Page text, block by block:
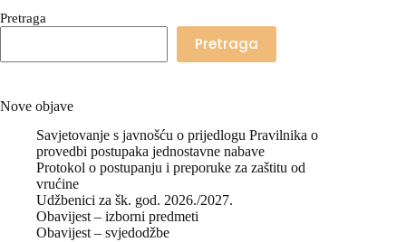
Pretraga
Pretraga
Nove objave
Savjetovanje s javnošću o prijedlogu Pravilnika o
provedbi postupaka jednostavne nabave
Protokol o postupanju i preporuke za zaštitu od
vrućine
Udžbenici za šk. god. 2026./2027.
Obavijest – izborni predmeti
Obavijest – svjedodžbe